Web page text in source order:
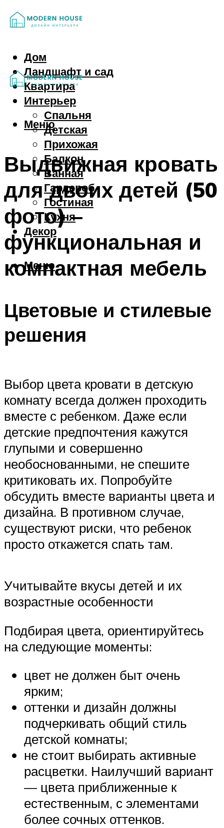
Дом
Ландшафт и сад
Квартира
Интерьер
Спальня
Детская
Прихожая
Балкон
Ванная
Гардероб
Гостиная
Кухня
Декор
Меню
Меню
Выдвижная кровать
для двоих детей (50
фото) –
функциональная и
компактная мебель
Цветовые и стилевые
решения
Выбор цвета кровати в детскую
комнату всегда должен проходить
вместе с ребенком. Даже если
детские предпочтения кажутся
глупыми и совершенно
необоснованными, не спешите
критиковать их. Попробуйте
обсудить вместе варианты цвета и
дизайна. В противном случае,
существуют риски, что ребенок
просто откажется спать там.
Учитывайте вкусы детей и их
возрастные особенности
Подбирая цвета, ориентируйтесь
на следующие моменты:
цвет не должен быт очень
ярким;
оттенки и дизайн должны
подчеркивать общий стиль
детской комнаты;
не стоит выбирать активные
расцветки. Наилучший вариант
— цвета приближенные к
естественным, с элементами
более сочных оттенков.